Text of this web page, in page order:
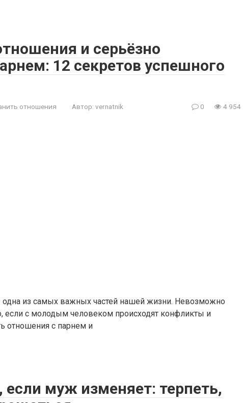
и серьёзно
12 секретов успешного
отношения Автор: vernatnik 0 4 954
одна из самых важных частей нашей жизни. Невозможно
если с молодым человеком происходят конфликты и
отношения с парнем и
если муж изменяет: терпеть,